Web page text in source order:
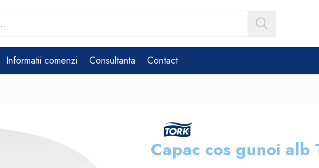
Informatii comenzi Consultanta Contact
Capac cos gunoi alb